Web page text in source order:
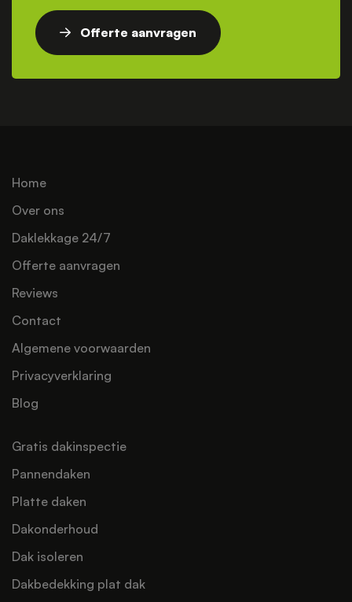
Offerte aanvragen
Home
Over ons
Daklekkage 24/7
Offerte aanvragen
Reviews
Contact
Algemene voorwaarden
Privacyverklaring
Blog
Gratis dakinspectie
Pannendaken
Platte daken
Dakonderhoud
Dak isoleren
Dakbedekking plat dak